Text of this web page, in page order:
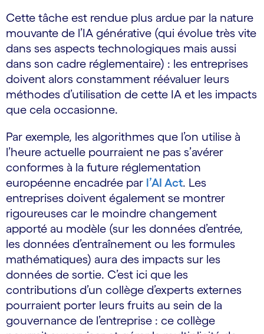
Cette tâche est rendue plus ardue par la nature
mouvante de l’IA générative (qui évolue très vite
dans ses aspects technologiques mais aussi
dans son cadre réglementaire) : les entreprises
doivent alors constamment réévaluer leurs
méthodes d’utilisation de cette IA et les impacts
que cela occasionne.
Par exemple, les algorithmes que l’on utilise à
l’heure actuelle pourraient ne pas s’avérer
conformes à la future réglementation
européenne encadrée par l’AI Act. Les
entreprises doivent également se montrer
rigoureuses car le moindre changement
apporté au modèle (sur les données d’entrée,
les données d’entraînement ou les formules
mathématiques) aura des impacts sur les
données de sortie. C’est ici que les
contributions d’un collège d’experts externes
pourraient porter leurs fruits au sein de la
gouvernance de l’entreprise : ce collège